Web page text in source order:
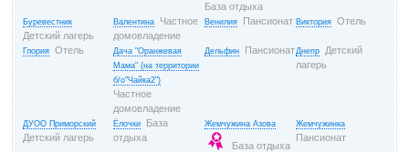
База отдыха
Буревестник
Детский лагерь
Валентина
Частное
домовладение
Венилия Пансионат Виктория Отель
Глория Отель
Дача "Оранжевая
Мама" (на территории
б/о"Чайка2")
Частное
домовладение
Дельфин Пансионат Днепр
Детский
лагерь
ДУОО Приморский
Детский лагерь
Ёлочки
База
отдыха
Жемчужина Азова
База отдыха
Жемчужинка
Пансионат